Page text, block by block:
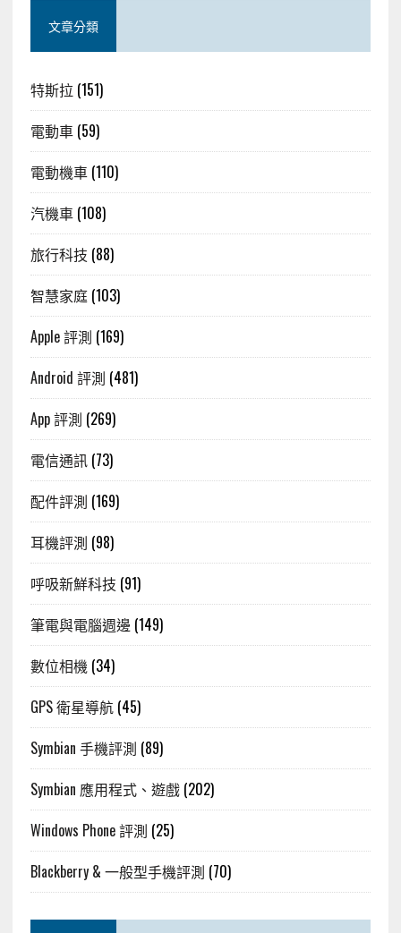
文章分類
特斯拉 (151)
電動車(59)
電動機車(110)
汽機車(108)
旅行科技 (88)
智慧家庭(103)
Apple 評測 (169)
Android 評測 (481)
App 評測 (269)
電信通訊(73)
配件評測 (169)
耳機評測 (98)
呼吸新鮮科技 (91)
筆電與電腦週邊 (149)
數位相機 (34)
GPS 衛星導航(45)
Symbian 手機評測 (89)
Symbian 應用程式、遊戲(202)
Windows Phone 評測 (25)
Blackberry & 一般型手機評測 (70)